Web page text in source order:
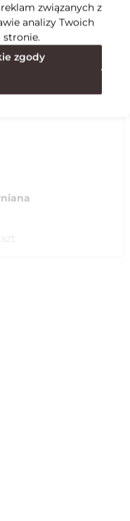
szt
związanych z
analizy Twoich
stronie.
zgody